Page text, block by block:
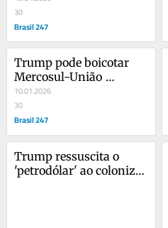
defende alternativa
desenvolvimentista ao
arcabouço fiscal
30
Brasil 247
Trump pode boicotar
Mercosul-União
Europeia por temer
China na América
Latina
10.01.2026
30
Brasil 247
Trump ressuscita o
'petrodólar' ao colonizar